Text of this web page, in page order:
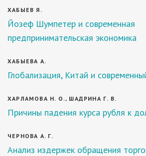
ХАБЫЕВ Я.
Йозеф Шумпетер и современная
предпринимательская экономика
ХАБЫЕВА А.
Глобализация, Китай и
ХАРЛАМОВА Н. О., ШАДРИНА Г. В.
Причины падения курса рубля к
ЧЕРНОВА А. Г.
Анализ издержек обращения